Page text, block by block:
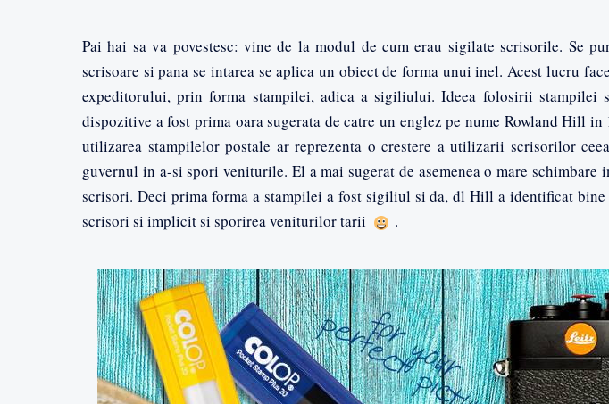
Pai hai sa va povestesc: vine de la modul de cum erau sigilate scrisorile. Se
scrisoare si pana se intarea se aplica un obiect de forma unui inel. Acest lucru
expeditorului, prin forma stampilei, adica a sigiliului. Ideea folosirii stampilei
dispozitive a fost prima oara sugerata de catre un englez pe nume Rowland Hill
utilizarea stampilelor postale ar reprezenta o crestere a utilizarii scrisorilor
guvernul in a-si spori veniturile. El a mai sugerat de asemenea o mare schimbare
scrisori. Deci prima forma a stampilei a fost sigiliul si da, dl Hill a identificat bine
scrisori si implicit si sporirea veniturilor tarii
.